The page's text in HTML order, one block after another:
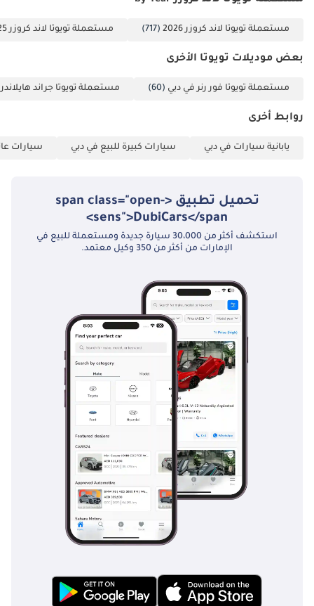
مستعملة تويوتا لاند كروزر 2026 (717) مستعملة تويوتا لاند كروزر 2025
بعض موديلات تويوتا الأخرى
مستعملة تويوتا فور رنر في دبي (60) مستعملة تويوتا جراند
روابط أخرى
يابانية سيارات في دبي سيارات كبيرة للبيع في دبي سيارات
تحميل تطبيق <span class="open-
sens">DubiCars</span>
استكشف أكثر من 30،000 سيارة جديدة ومستعملة للبيع في
الإمارات من أكثر من 350 وكيل معتمد.